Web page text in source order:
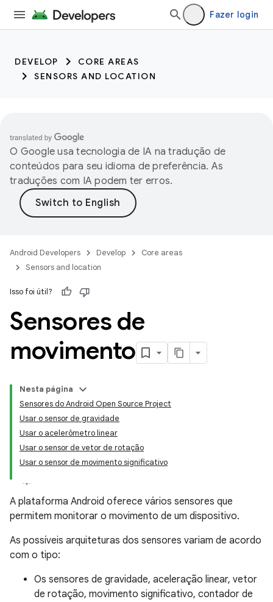
trait:citc trait:citc
Fazer login
DEVELOP
CORE AREAS
SENSORS AND LOCATION
O Google usa tecnologia de IA na tradução de
conteúdos para seu idioma de preferência. As
traduções com IA podem ter erros.
Android Developers Develop
Core areas
Sensors and location
Isso foi útil?
Sensores de
movimento
Nesta página
Sensores do Android Open Source Project
Usar o sensor de gravidade
Usar o acelerômetro linear
Usar o sensor de vetor de rotação
Usar o sensor de movimento significativo
A plataforma Android oferece vários sensores que
permitem monitorar o movimento de um dispositivo.
As possíveis arquiteturas dos sensores variam de acordo
com o tipo:
Os sensores de gravidade, aceleração linear, vetor
de rotação, movimento significativo, contador de